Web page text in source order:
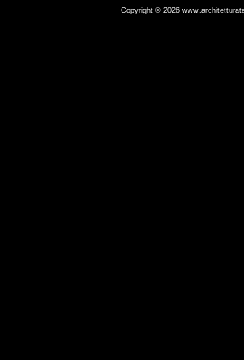
Copyright © 2026